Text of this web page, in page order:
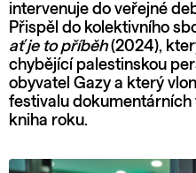
intervenuje do veřejné
Přispěl do kolektivního
ať je to příběh(2024),
chybějící palestinskou
obyvatel Gazy a který
festivalu
kniha roku.